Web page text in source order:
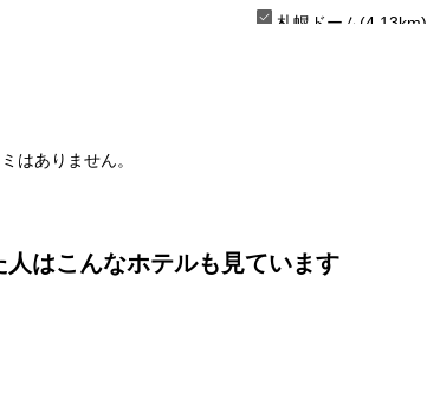
札幌ドーム(4.13km)
はありません。
人はこんなホテルも見ています